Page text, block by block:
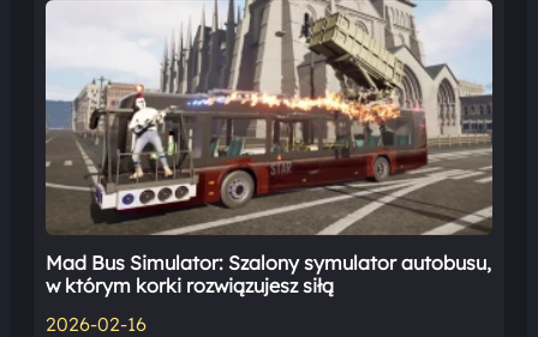
Mad Bus Simulator: Szalony symulator autobusu,
w którym korki rozwiązujesz siłą
2026-02-16